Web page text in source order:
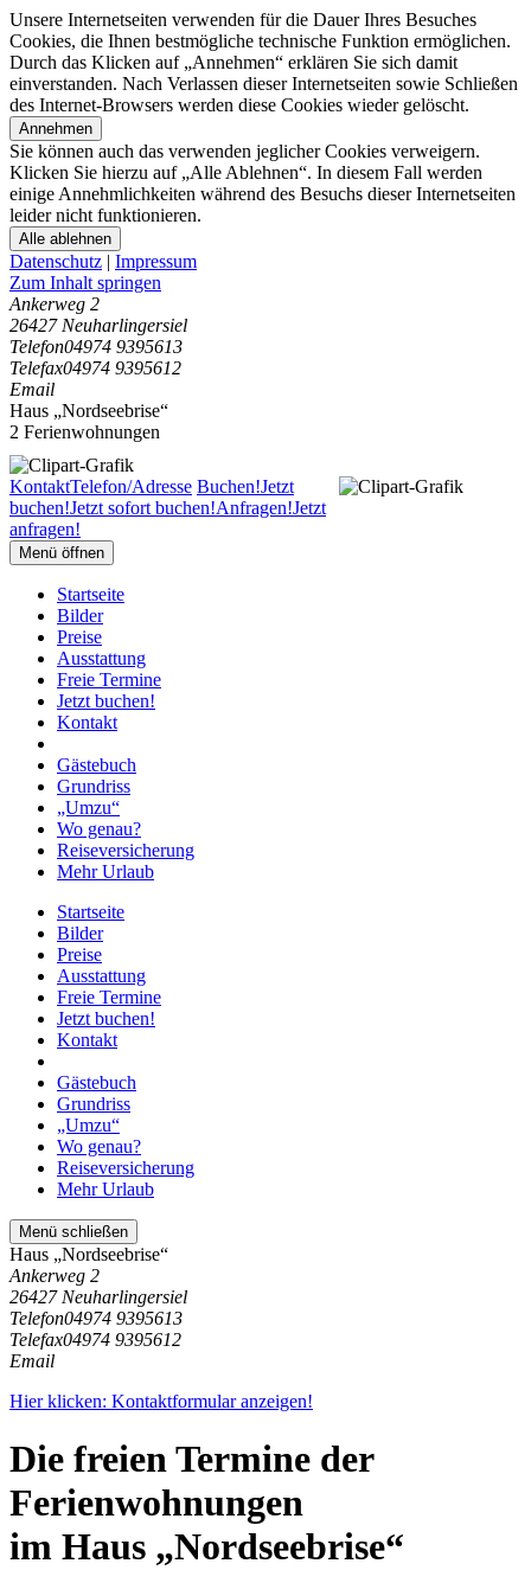
Unsere Internetseiten verwenden für die Dauer Ihres Besuches
Cookies, die Ihnen bestmögliche technische Funktion ermöglichen.
Durch das Klicken auf „Annehmen“ erklären Sie sich damit
einverstanden. Nach Verlassen dieser Internetseiten sowie Schließen
des Internet-Browsers werden diese Cookies wieder gelöscht.
Annehmen
Sie können auch das verwenden jeglicher Cookies verweigern.
Klicken Sie hierzu auf „Alle Ablehnen“. In diesem Fall werden
einige Annehmlichkeiten während des Besuchs dieser Internetseiten
leider nicht funktionieren.
Alle ablehnen
Datenschutz | Impressum
Zum Inhalt springen
Ankerweg 2
26427 Neuharlingersiel
Telefon04974 9395613
Telefax04974 9395612
Email
Haus „Nordseebrise“
2 Ferienwohnungen
KontaktTelefon/Adresse Buchen!Jetzt
buchen!Jetzt sofort buchen!Anfragen!Jetzt
anfragen!
Menü öffnen
Startseite
Bilder
Preise
Ausstattung
Freie Termine
Jetzt buchen!
Kontakt
Gästebuch
Grundriss
„Umzu“
Wo genau?
Reiseversicherung
Mehr Urlaub
Startseite
Bilder
Preise
Ausstattung
Freie Termine
Jetzt buchen!
Kontakt
Gästebuch
Grundriss
„Umzu“
Wo genau?
Reiseversicherung
Mehr Urlaub
Menü schließen
Haus „Nordseebrise“
Ankerweg 2
26427 Neuharlingersiel
Telefon04974 9395613
Telefax04974 9395612
Email
Hier klicken: Kontaktformular anzeigen!
Die freien Termine der
Ferienwohnungen
im Haus „Nordseebrise“